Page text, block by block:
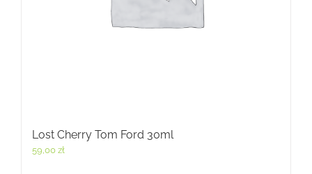
Lost Cherry Tom Ford 30ml
59,00 zł